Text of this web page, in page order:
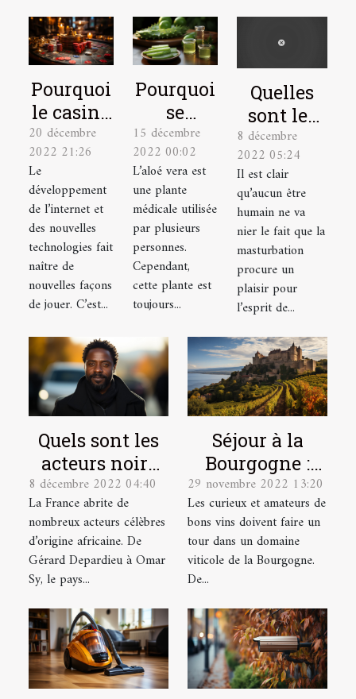
Pourquoi
le casino
en ligne
est-il un
excellent
choix ?
20 décembre
2022 21:26
Le
développement
de l’internet et
des nouvelles
technologies fait
naître de
nouvelles façons
de jouer. C’est...
Pourquoi
se
soigner
avec la
plante
aloé vera
?
15 décembre
2022 00:02
L’aloé vera est
une plante
médicale utilisée
par plusieurs
personnes.
Cependant,
cette plante est
toujours...
Quelles
sont les
astuces
pour bien
se
masturber
?
8 décembre
2022 05:24
Il est clair
qu’aucun être
humain ne va
nier le fait que la
masturbation
procure un
plaisir pour
l’esprit de...
Quels sont les
acteurs noirs
français les
plus célèbres ?
8 décembre 2022 04:40
La France abrite de
nombreux acteurs célèbres
d’origine africaine. De
Gérard Depardieu à Omar
Sy, le pays...
Séjour à la
Bourgogne :
quel domaine
viticole visiter
?
29 novembre 2022 13:20
Les curieux et amateurs de
bons vins doivent faire un
tour dans un domaine
viticole de la Bourgogne.
De...